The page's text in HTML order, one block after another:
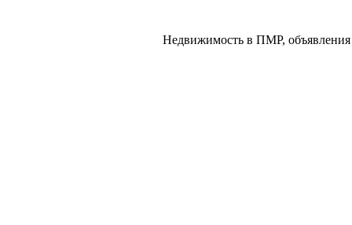
Недвижимость в ПМР, объявления